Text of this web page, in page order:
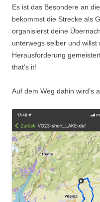
Es ist das Besondere an
bekommst die Strecke als
organisierst deine
unterwegs selber und
Herausforderung
that’s it!
Auf dem Weg dahin wird’s